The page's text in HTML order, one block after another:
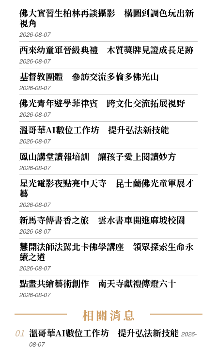
佛大實習生柏林再談攝影 構圖到調色玩出新
視角
2026-08-07
西來幼童軍晉級典禮 木質獎牌見證成長足跡
2026-08-07
基督教團體 參訪交流多倫多佛光山
2026-08-07
佛光青年遊學菲律賓 跨文化交流拓展視野
2026-08-07
溫哥華AI數位工作坊 提升弘法新技能
2026-08-07
鳳山講堂讀報培訓 讓孩子愛上閱讀妙方
2026-08-07
星光電影夜點亮中天寺 昆士蘭佛光童軍展才
藝
2026-08-07
新馬寺傳書香之旅 雲水書車開進麻坡校園
2026-08-07
慧開法師法駕北卡佛學講座 領眾探索生命永
續之道
2026-08-07
點畫共繪藝術創作 南天寺獻禮傳燈六十
2026-08-07
相關消息
溫哥華AI數位工作坊 提升弘法新技能2026-
08-07